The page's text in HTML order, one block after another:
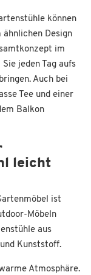
können
ähnlichen Design
im
jeden Tag aufs
Auch bei
Tee und einer
Balkon
leicht
ist
Möbeln
aus
Kunststoff.
Atmosphäre.